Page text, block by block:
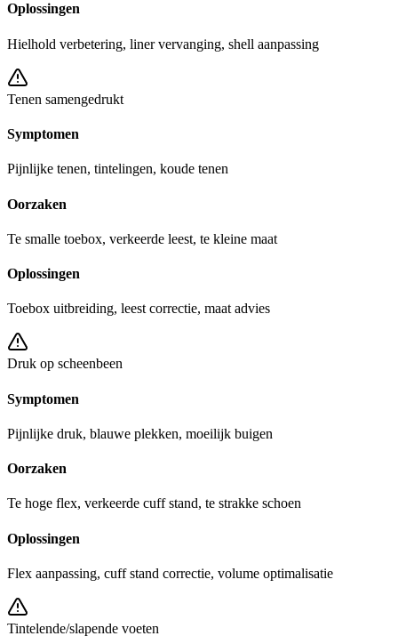
Oplossingen
Hielhold verbetering, liner vervanging, shell aanpassing
Tenen samengedrukt
Symptomen
Pijnlijke tenen, tintelingen, koude tenen
Oorzaken
Te smalle toebox, verkeerde leest, te kleine maat
Oplossingen
Toebox uitbreiding, leest correctie, maat advies
Druk op scheenbeen
Symptomen
Pijnlijke druk, blauwe plekken, moeilijk buigen
Oorzaken
Te hoge flex, verkeerde cuff stand, te strakke schoen
Oplossingen
Flex aanpassing, cuff stand correctie, volume optimalisatie
Tintelende/slapende voeten